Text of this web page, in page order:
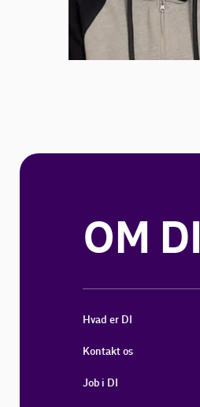
OM DI
Hvad er DI
Kontakt os
Job i DI